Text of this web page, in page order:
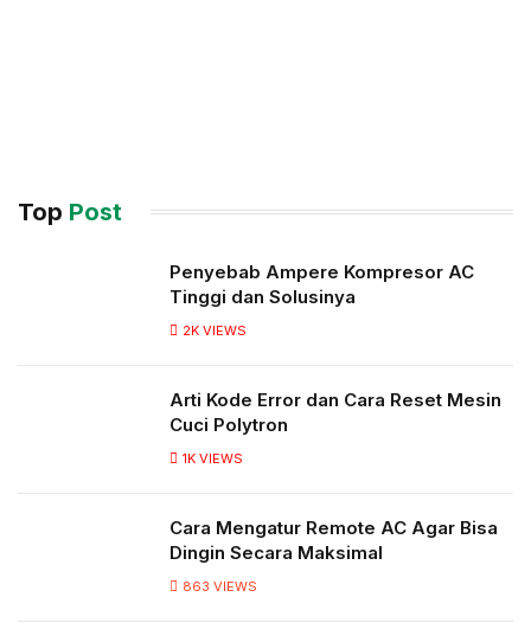
Top Post
Penyebab Ampere Kompresor AC
Tinggi dan Solusinya
2K VIEWS
Arti Kode Error dan Cara Reset Mesin
Cuci Polytron
1K VIEWS
Cara Mengatur Remote AC Agar Bisa
Dingin Secara Maksimal
863 VIEWS